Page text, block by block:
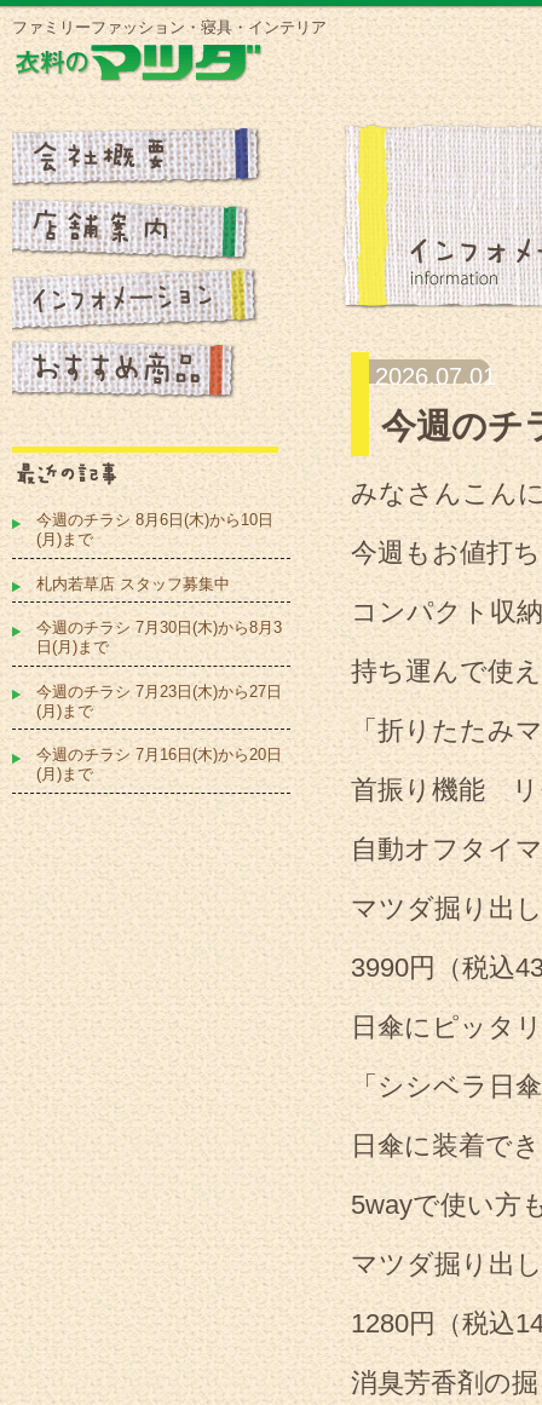
ファミリーファッション・寝具・インテリア
2026.07.01
今週のチ
みなさんこん
今週もお値打
コンパクト収
持ち運んで使
「折りたたみ
首振り機能
自動オフタイ
マツダ掘り出
3990円（税込
日傘にピッタリ
「シシベラ日
日傘に装着で
5wayで使い方
マツダ掘り出
1280円（税込
消臭芳香剤の
今週のチラシ 8月6日(木)から10日
(月)まで
札内若草店 スタッフ募集中
今週のチラシ 7月30日(木)から8月3
日(月)まで
今週のチラシ 7月23日(木)から27日
(月)まで
今週のチラシ 7月16日(木)から20日
(月)まで